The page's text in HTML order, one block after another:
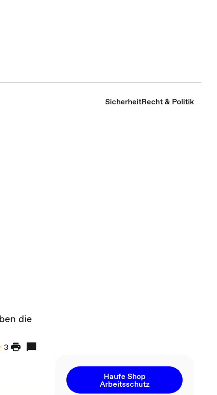
SicherheitRecht & Politik
die
3
Haufe Shop
Arbeitsschutz